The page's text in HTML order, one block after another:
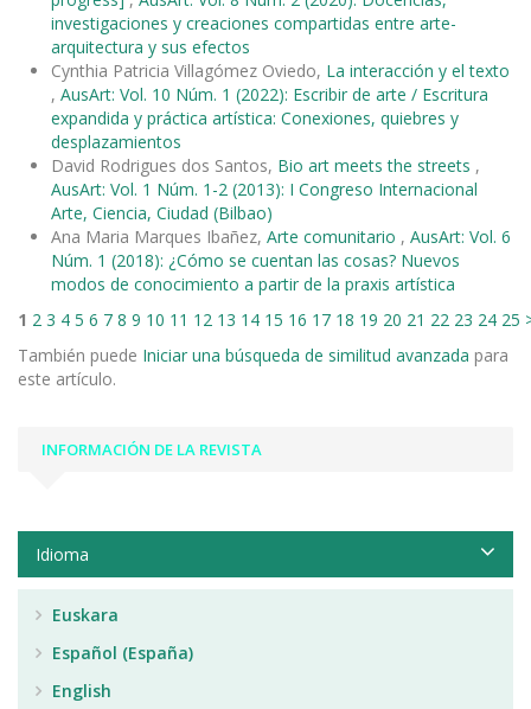
investigaciones y creaciones compartidas entre arte-
arquitectura y sus efectos
Cynthia Patricia Villagómez Oviedo, La interacción y el texto
, AusArt: Vol. 10 Núm. 1 (2022): Escribir de arte / Escritura
expandida y práctica artística: Conexiones, quiebres y
desplazamientos
David Rodrigues dos Santos, Bio art meets the streets ,
AusArt: Vol. 1 Núm. 1-2 (2013): I Congreso Internacional
Arte, Ciencia, Ciudad (Bilbao)
Ana Maria Marques Ibañez, Arte comunitario , AusArt: Vol. 6
Núm. 1 (2018): ¿Cómo se cuentan las cosas? Nuevos
modos de conocimiento a partir de la praxis artística
1 2 3 4 5 6 7 8 9 10 11 12 13 14 15 16 17 18 19 20 21 22 23 24 25
También puede Iniciar una búsqueda de similitud avanzada para
este artículo.
INFORMACIÓN DE LA REVISTA
Idioma
Euskara
Español (España)
English